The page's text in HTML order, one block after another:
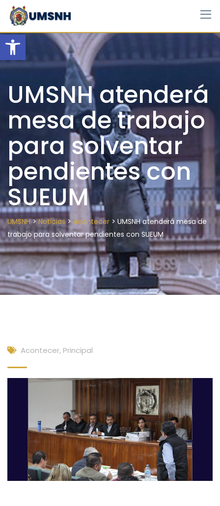
Open toolbar
Skip
content
UMSNH atenderá
mesa de trabajo
para solventar
pendientes con
SUEUM
UMSNH>Noticias> Acontecer > UMSNH atenderá mesa de
trabajo para solventar pendientes con SUEUM
Acontecer, Principal